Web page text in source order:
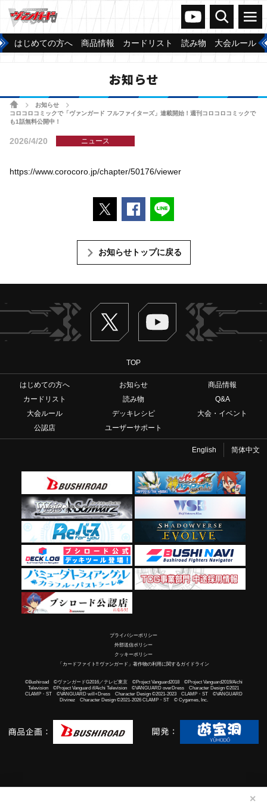
✕
ヴァンガードch
検索 メニュー
はじめての方へ 商品情報 カードリスト 読み物 大会ルール
お知らせ
ホームお知らせ
コロコロコミックで「ヴァンガード フルファイターズ」連載開始！週刊コロコロコミックで
も1話無料公開中！
2026/4/20 ニュース
https://www.corocoro.jp/chapter/50176/viewer
ポストするFacebookでシェアする
お知らせトップに戻る
Twitter ヴァンガードch
TOP
はじめての方へ お知らせ
商品情報
カードリスト
読み物
Q&A
大会ルール
デッキレシピ
大会・イベント
公認店
ユーザーサポート
English 简体中文
プライバシーポリシー
外部送信ポリシー
クッキーポリシー
「カードファイト!! ヴァンガード」著作物の利用に関するガイドライン
©Bushiroad ©ヴァンガードG2016／テレビ東京 ©Project Vanguard2018 ©Project Vanguard2019/Aichi
Television ©Project Vanguard if/Aichi Television ©VANGUARD overDress Character Design ©2021
CLAMP・ST ©VANGUARD will+Dress Character Design ©2021-2023 CLAMP・ST ©VANGUARD
Divinez Character Design ©2021-2026 CLAMP・ST © Cygames, Inc.